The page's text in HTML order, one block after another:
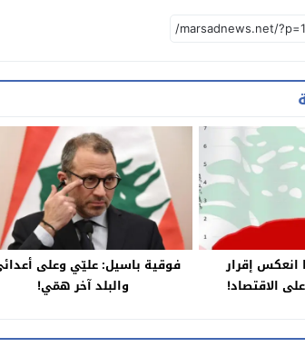
انعكس إقرار
الاقتصاد!
فوقية باسيل: عليّي وعلى
والبلد آخر همّي!